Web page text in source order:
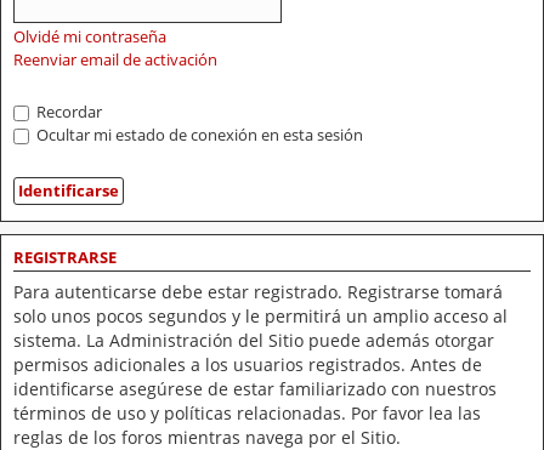
Olvidé mi contraseña
Reenviar email de activación
Recordar
Ocultar mi estado de conexión en esta sesión
REGISTRARSE
Para autenticarse debe estar registrado. Registrarse tomará
solo unos pocos segundos y le permitirá un amplio acceso al
sistema. La Administración del Sitio puede además otorgar
permisos adicionales a los usuarios registrados. Antes de
identificarse asegúrese de estar familiarizado con nuestros
términos de uso y políticas relacionadas. Por favor lea las
reglas de los foros mientras navega por el Sitio.